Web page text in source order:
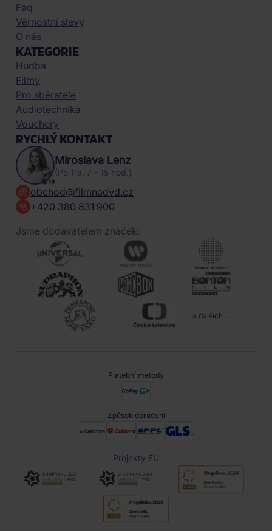
Faq
Věrnostní slevy
O nás
KATEGORIE
Hudba
Filmy
Pro sběratele
Audiotechnika
Vouchery
RYCHLÝ KONTAKT
Miroslava Lenz
(Po-Pa, 7 - 15 hod.)
obchod@filmnadvd.cz
+420 380 831 900
Jsme dodavatelem značek:
a dalších ...
Platební metody
Způsob doručení
Projekty EU